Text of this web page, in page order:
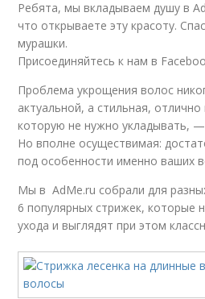
Ребята, мы вкладываем душу в
что открываете эту красоту.
мурашки.
Присоединяйтесь к нам в
Проблема укрощения волос
актуальной, а стильная,
которую не нужно укладывать,
Но вполне осуществимая:
под особенности именно ваших
Мы в AdMe.ru собрали для
6 популярных стрижек, которые
ухода и выглядят при этом